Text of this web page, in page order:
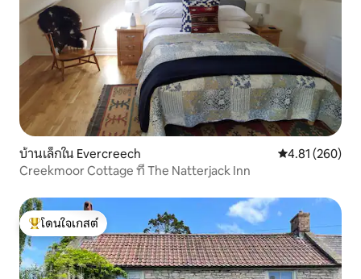
บ้านเล็กใน Evercreech คะแนนเฉลี่ย
4.81 (260)
Creekmoor Cottage ที่ The Natterjack Inn
โดนใจเกสต์ที่สุด
โดนใจเกสต์